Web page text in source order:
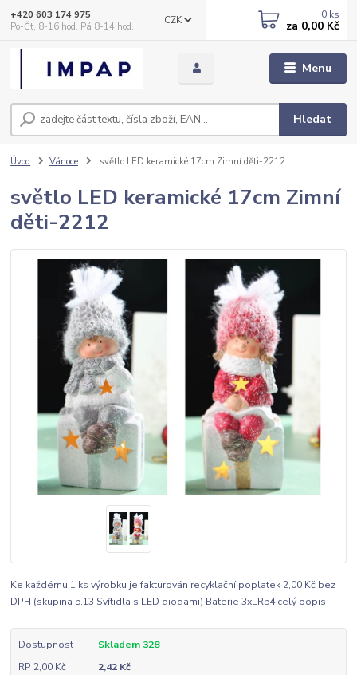
Menu
CZK
Hledat
+420 603 174 975
Po-Čt, 8-16 hod. Pá 8-14 hod.
0 ks
za 0,00 Kč
Úvod Vánoce světlo LED keramické 17cm Zimní děti-2212
světlo LED keramické 17cm Zimní
děti-2212
Ke každému 1 ks výrobku je fakturován recyklační poplatek 2,00 Kč bez
DPH (skupina 5.13 Svítidla s LED diodami) Baterie 3xLR54celý popis
Dostupnost
Skladem 328
RP 2,00 Kč
2,42 Kč